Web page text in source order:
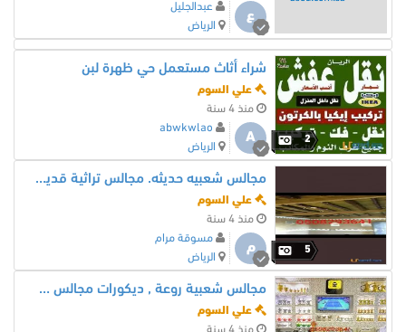
ع
عبدالجليل
الرياض
2
شراء أثاث مستعمل حي ظهرة لبن
علي السوم
منذ 4 سنة
A
abwkwlao
الرياض
5
مجالس شعبيه حديثه. مجالس تراثية قديمة ديكورات0508293641
علي السوم
منذ 4 سنة
م
مسوقة مرام
الرياض
مجالس شعبية روعة , ديكورات مجالس شعبية راقية جدا0508293641
علي السوم